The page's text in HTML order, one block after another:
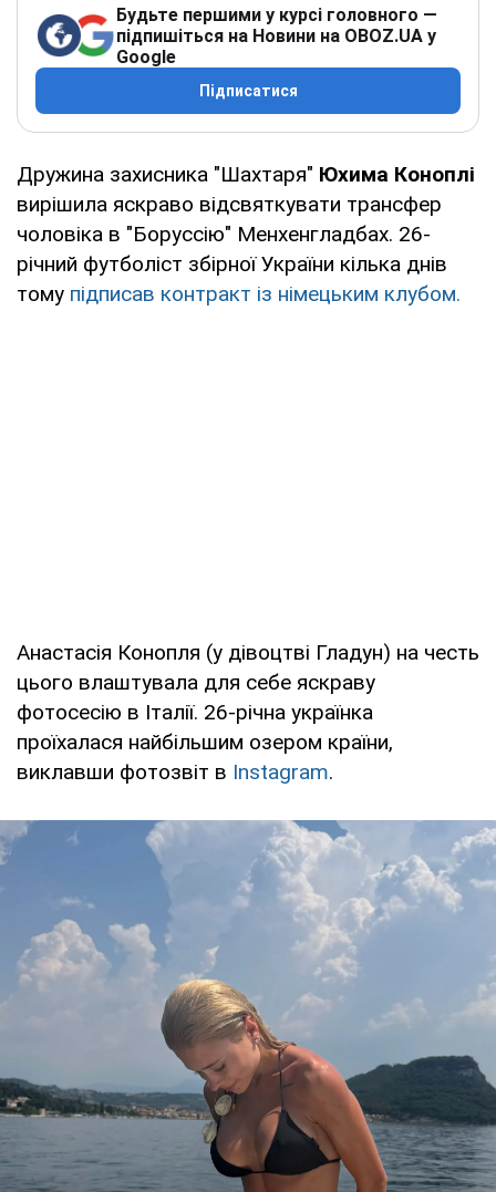
Будьте першими у курсі головного —
підпишіться на Новини на OBOZ.UA у
Google
Підписатися
Дружина захисника "Шахтаря" Юхима Коноплі
вирішила яскраво відсвяткувати трансфер
чоловіка в "Боруссію" Менхенгладбах. 26-
річний футболіст збірної України кілька днів
тому підписав контракт із німецьким клубом.
Анастасія Конопля (у дівоцтві Гладун) на честь
цього влаштувала для себе яскраву
фотосесію в Італії. 26-річна українка
проїхалася найбільшим озером країни,
виклавши фотозвіт в Instagram.